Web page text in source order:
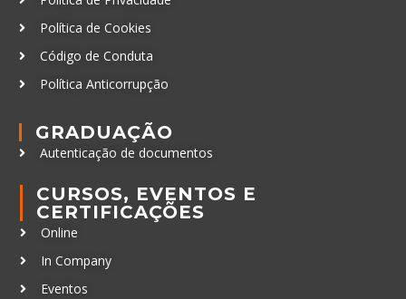
Política de Cookies
Código de Conduta
Política Anticorrupção
GRADUAÇÃO
Autenticação de documentos
CURSOS, EVENTOS E
CERTIFICAÇÕES
Online
In Company
Eventos